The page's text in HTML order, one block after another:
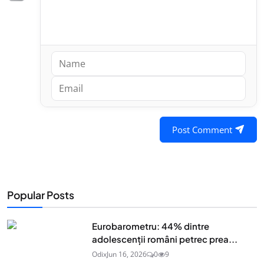
Post Comment
Popular Posts
Eurobarometru: 44% dintre
adolescenţii români petrec prea...
OdixJun 16, 2026 0 9